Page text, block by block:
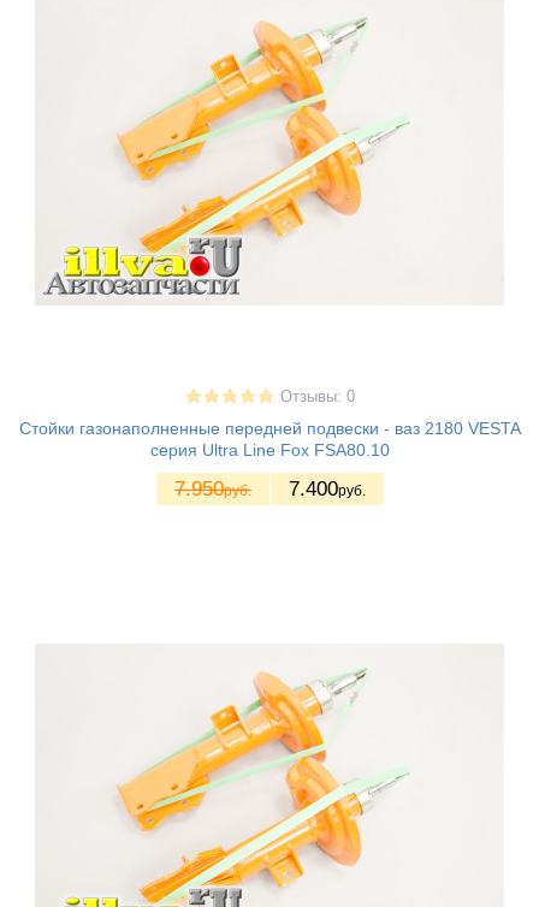
Отзывы: 0
Стойки газонаполненные передней подвески - ваз 2180 VESTA
серия Ultra Line Fox FSA80.10
7.950руб. 7.400руб.